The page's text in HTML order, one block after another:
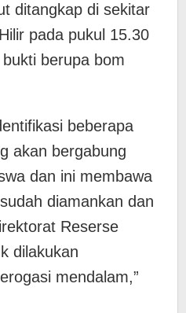
ditangkap di sekitar
pada pukul 15.30
berupa bom
beberapa
akan bergabung
dan ini membawa
diamankan dan
Reserse
dilakukan
mendalam,”